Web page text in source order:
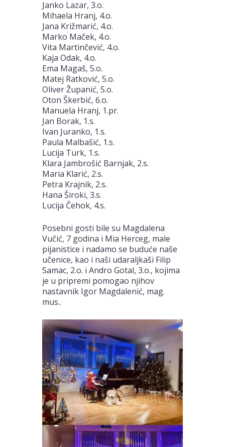
Janko Lazar, 3.o.
Mihaela Hranj, 4.o.
Jana Križmarić, 4.o.
Marko Maček, 4.o.
Vita Martinčević, 4.o.
Kaja Odak, 4.o.
Ema Magaš, 5.o.
Matej Ratković, 5.o.
Oliver Županić, 5.o.
Oton Škerbić, 6.o.
Manuela Hranj, 1.pr.
Jan Borak, 1.s.
Ivan Juranko, 1.s.
Paula Malbašić, 1.s.
Lucija Turk, 1.s.
Klara Jambrošić Barnjak, 2.s.
Maria Klarić, 2.s.
Petra Krajnik, 2.s.
Hana Široki, 3.s.
Lucija Čehok, 4.s.
Posebni gosti bile su Magdalena
Vučić, 7 godina i Mia Herceg, male
pijanistice i nadamo se buduće naše
učenice, kao i naši udaraljkaši Filip
Samac, 2.o. i Andro Gotal, 3.o., kojima
je u pripremi pomogao njihov
nastavnik Igor Magdalenić, mag.
mus..